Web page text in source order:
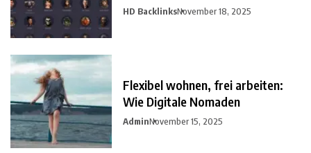
HD BacklinksNovember 18, 2025
Flexibel wohnen, frei arbeiten:
Wie Digitale Nomaden
AdminNovember 15, 2025